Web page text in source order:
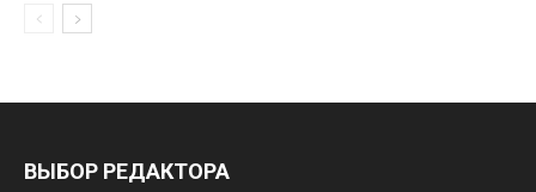
ВЫБОР РЕДАКТОРА